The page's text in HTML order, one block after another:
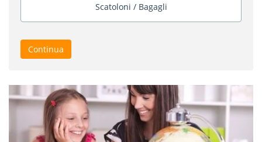
Scatoloni / Bagagli
Continua